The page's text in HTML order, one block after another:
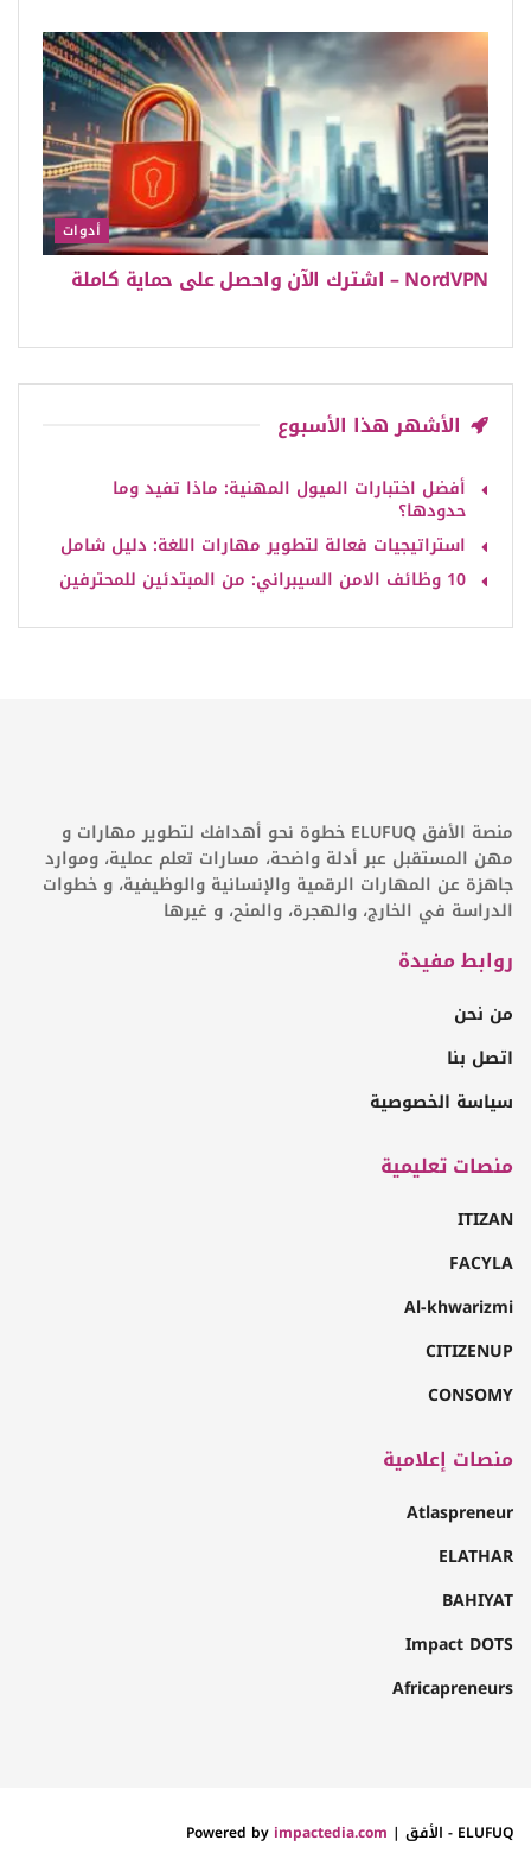
أدوات
NordVPN – اشترك الآن واحصل على حماية كاملة
الأشهر هذا الأسبوع
أفضل اختبارات الميول المهنية: ماذا تفيد وما
حدودها؟
استراتيجيات فعالة لتطوير مهارات اللغة: دليل شامل
10 وظائف الامن السيبراني: من المبتدئين للمحترفين
منصة الأفق ELUFUQ خطوة نحو أهدافك لتطوير مهارات و
مهن المستقبل عبر أدلة واضحة، مسارات تعلم عملية، وموارد
جاهزة عن المهارات الرقمية والإنسانية والوظيفية، و خطوات
الدراسة في الخارج، والهجرة، والمنح، و غيرها
روابط مفيدة
من نحن
اتصل بنا
سياسة الخصوصية
منصات تعليمية
ITIZAN
FACYLA
Al-khwarizmi
CITIZENUP
CONSOMY
منصات إعلامية
Atlaspreneur
ELATHAR
BAHIYAT
Impact DOTS
Africapreneurs
ELUFUQ - الأفق | Powered by impactedia.com